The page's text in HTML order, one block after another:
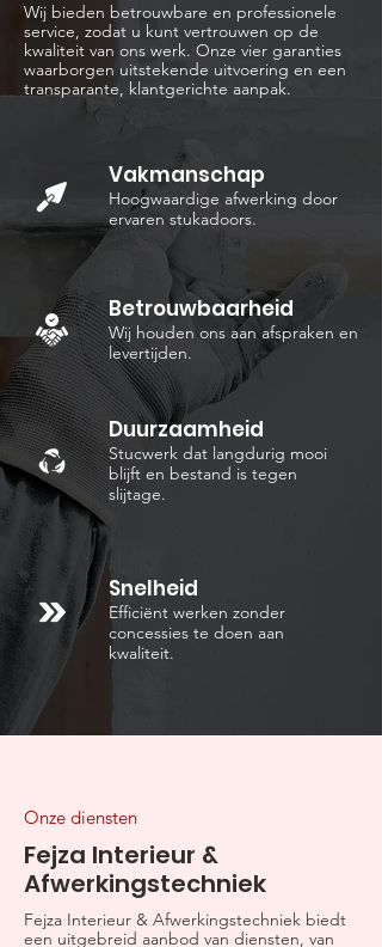
Wij bieden betrouwbare en professionele
service, zodat u kunt vertrouwen op de
kwaliteit van ons werk. Onze vier garanties
waarborgen uitstekende uitvoering en een
transparante, klantgerichte aanpak.
Vakmanschap
Hoogwaardige afwerking door
ervaren stukadoors.
Betrouwbaarheid
Wij houden ons aan afspraken en
levertijden.
Duurzaamheid
Stucwerk dat langdurig mooi
blijft en bestand is tegen
slijtage.
Snelheid
Efficiënt werken zonder
concessies te doen aan
kwaliteit.
Onze diensten
Fejza Interieur &
Afwerkingstechniek
Fejza Interieur & Afwerkingstechniek biedt
een uitgebreid aanbod van diensten, van